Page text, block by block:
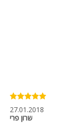
27.01.2018
שרון פרי